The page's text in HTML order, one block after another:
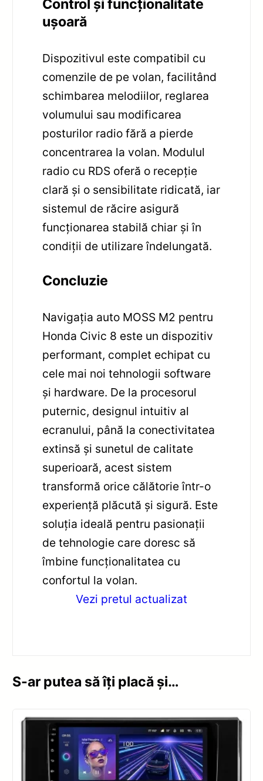
Control și funcționalitate
ușoară
Dispozitivul este compatibil cu
comenzile de pe volan, facilitând
schimbarea melodiilor, reglarea
volumului sau modificarea
posturilor radio fără a pierde
concentrarea la volan. Modulul
radio cu RDS oferă o recepție
clară și o sensibilitate ridicată, iar
sistemul de răcire asigură
funcționarea stabilă chiar și în
condiții de utilizare îndelungată.
Concluzie
Navigația auto MOSS M2 pentru
Honda Civic 8 este un dispozitiv
performant, complet echipat cu
cele mai noi tehnologii software
și hardware. De la procesorul
puternic, designul intuitiv al
ecranului, până la conectivitatea
extinsă și sunetul de calitate
superioară, acest sistem
transformă orice călătorie într-o
experiență plăcută și sigură. Este
soluția ideală pentru pasionații
de tehnologie care doresc să
îmbine funcționalitatea cu
confortul la volan.
Vezi pretul actualizat
S-ar putea să îți placă și…